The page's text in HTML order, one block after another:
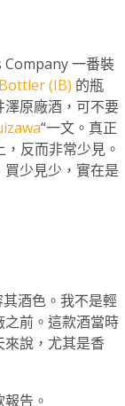
一番裝
(IB) 的瓶
原廠酒，可不要
“一文。真正
反而非常少見。
少見少，實在是
酒色。我不是輕
前。這款酒當時
說，尤其是香
告。